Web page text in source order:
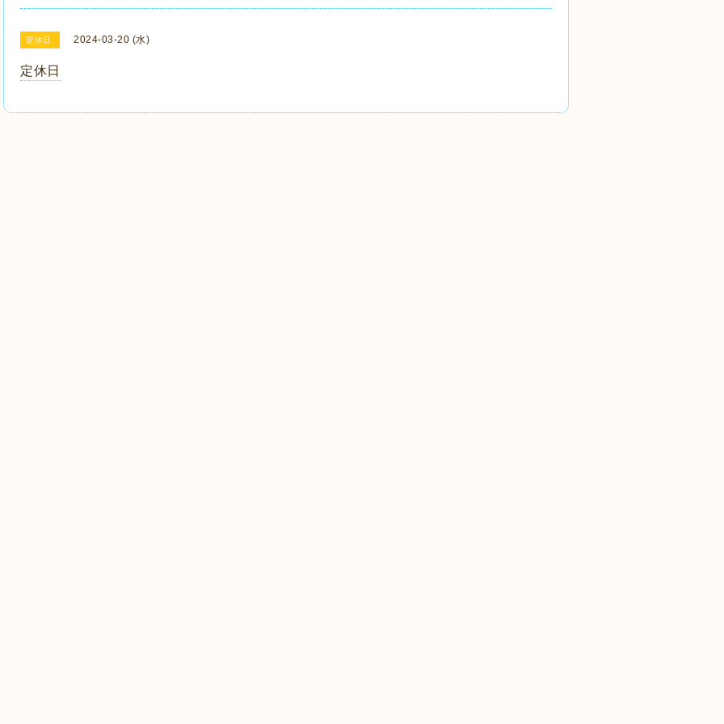
定休日 2024-03-20 (水)
定休日